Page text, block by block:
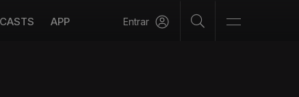
APP Entrar